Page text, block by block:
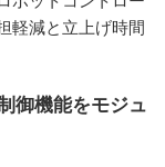
軽減と立上げ時間
御機能をモジュ